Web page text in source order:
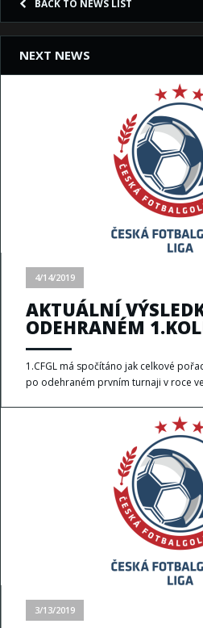
BACK TO NEWS LIST
NEXT NEWS
4/14/2019
AKTUÁLNÍ
ODEHRANÉM
1.CFGL má spočítáno jak celkové
po odehraném prvním turnaji v roce
3/13/2019